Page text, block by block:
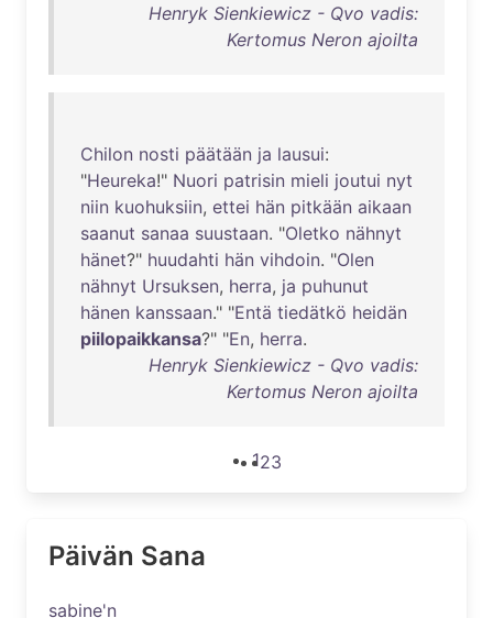
Henryk Sienkiewicz - Qvo vadis:
Kertomus Neron ajoilta
Chilon nosti päätään ja lausui:
"Heureka!" Nuori patrisin mieli joutui nyt
niin kuohuksiin, ettei hän pitkään aikaan
saanut sanaa suustaan. "Oletko nähnyt
hänet?" huudahti hän vihdoin. "Olen
nähnyt Ursuksen, herra, ja puhunut
hänen kanssaan." "Entä tiedätkö heidän
piilopaikkansa?" "En, herra.
Henryk Sienkiewicz - Qvo vadis:
Kertomus Neron ajoilta
123
Päivän Sana
sabine'n